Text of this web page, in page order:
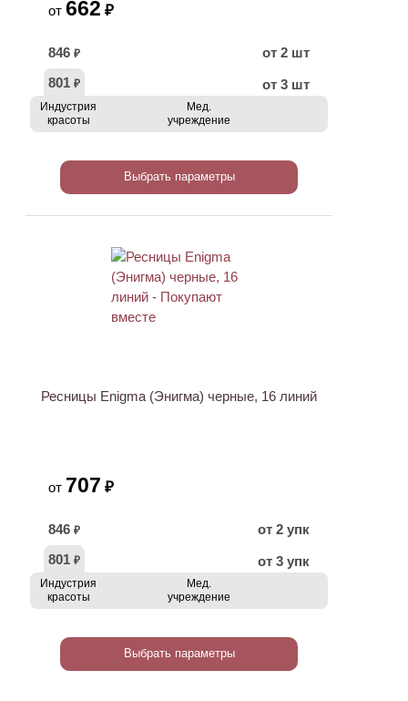
от 662 ₽
846 ₽
от 2 шт
801 ₽ от 3 шт
Индустрия
красоты
Мед.
учреждение
Выбрать параметры
Ресницы Enigma (Энигма) черные, 16 линий
от 707 ₽
846 ₽
от 2 упк
801 ₽ от 3 упк
Индустрия
красоты
Мед.
учреждение
Выбрать параметры